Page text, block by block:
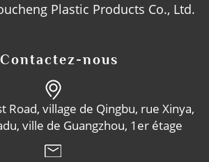
Plastic Products Co., Ltd.
nous
Road, village de Qingbu, rue Xinya,
ville de Guangzhou, 1er étage